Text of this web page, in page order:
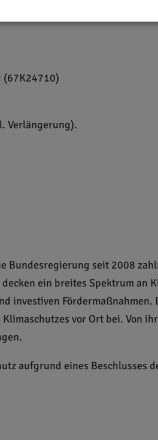
(67K24710)
Verlängerung).
seit 2008
ein breites Spektrum an
Fördermaßnahmen.
vor Ort bei. Von
aufgrund eines Beschlusses